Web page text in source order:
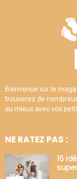
Bienvenue sur le
trouverez de
au mieux avec vos
NE RATEZ PAS :
16